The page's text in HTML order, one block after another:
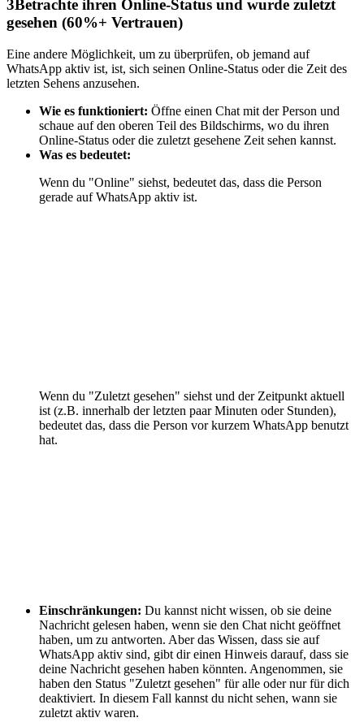
3Betrachte ihren Online-Status und wurde zuletzt
gesehen (60%+ Vertrauen)
Eine andere Möglichkeit, um zu überprüfen, ob jemand auf
WhatsApp aktiv ist, ist, sich seinen Online-Status oder die Zeit des
letzten Sehens anzusehen.
Wie es funktioniert: Öffne einen Chat mit der Person und
schaue auf den oberen Teil des Bildschirms, wo du ihren
Online-Status oder die zuletzt gesehene Zeit sehen kannst.
Was es bedeutet:
Wenn du "Online" siehst, bedeutet das, dass die Person
gerade auf WhatsApp aktiv ist.
Wenn du "Zuletzt gesehen" siehst und der Zeitpunkt aktuell
ist (z.B. innerhalb der letzten paar Minuten oder Stunden),
bedeutet das, dass die Person vor kurzem WhatsApp benutzt
hat.
Einschränkungen: Du kannst nicht wissen, ob sie deine
Nachricht gelesen haben, wenn sie den Chat nicht geöffnet
haben, um zu antworten. Aber das Wissen, dass sie auf
WhatsApp aktiv sind, gibt dir einen Hinweis darauf, dass sie
deine Nachricht gesehen haben könnten. Angenommen, sie
haben den Status "Zuletzt gesehen" für alle oder nur für dich
deaktiviert. In diesem Fall kannst du nicht sehen, wann sie
zuletzt aktiv waren.